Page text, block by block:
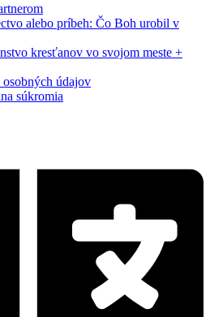
alebo príbeh: Čo Boh urobil v
kresťanov vo svojom meste +
osobných údajov
súkromia